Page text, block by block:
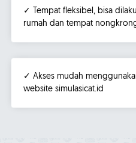
✓ Tempat fleksibel, bisa
rumah dan tempat
✓ Akses mudah
website simulasicat.id